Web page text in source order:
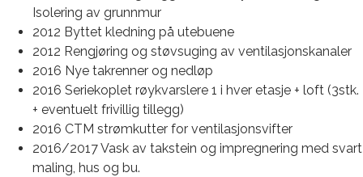
Isolering av grunnmur
2012 Byttet kledning på utebuene
2012 Rengjøring og støvsuging av ventilasjonskanaler
2016 Nye takrenner og nedløp
2016 Seriekoplet røykvarslere 1 i hver etasje + loft (3stk.
+ eventuelt frivillig tillegg)
2016 CTM strømkutter for ventilasjonsvifter
2016/2017 Vask av takstein og impregnering med svart
maling, hus og bu.